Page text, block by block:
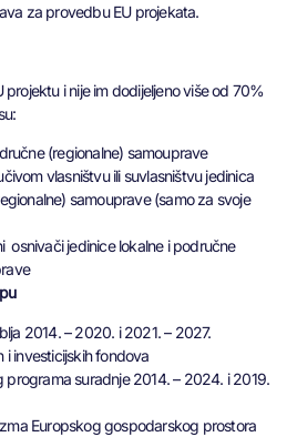
za provedbu EU projekata.
projektu i nije im dodijeljeno više od 70%
(regionalne) samouprave
vlasništvu ili suvlasništvu jedinica
samouprave (samo za svoje
osnivači jedinice lokalne i područne
2014. – 2020. i 2021. – 2027.
i investicijskih fondova
suradnje 2014. – 2024. i 2019.
Europskog gospodarskog prostora